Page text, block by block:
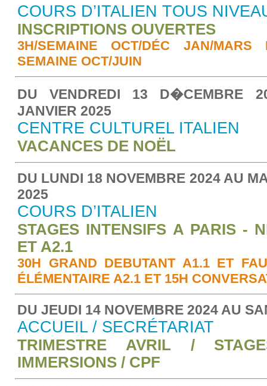
COURS D’ITALIEN TOUS
INSCRIPTIONS OUVERTES
3H/SEMAINE OCT/DÉC JAN/
SEMAINE OCT/JUIN
DU VENDREDI 13 D�CEMBRE
JANVIER 2025
CENTRE CULTUREL ITALIEN
VACANCES DE NOËL
DU LUNDI 18 NOVEMBRE 2024 AU
2025
COURS D’ITALIEN
STAGES INTENSIFS A PARIS -
ET A2.1
30H GRAND DEBUTANT A1.1 ET
ÉLÉMENTAIRE A2.1 ET 15H
DU JEUDI 14 NOVEMBRE 2024 AU
ACCUEIL / SECRÉTARIAT
TRIMESTRE AVRIL /
IMMERSIONS / CPF